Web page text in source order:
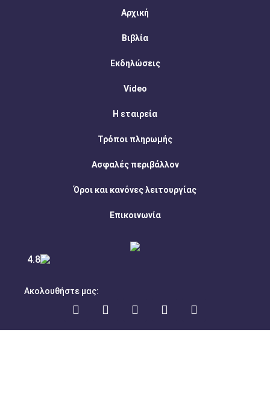
4.8
Αρχική
Βιβλία
Εκδηλώσεις
Video
Η εταιρεία
Τρόποι πληρωμής
Ασφαλές περιβάλλον
Όροι και κανόνες λειτουργίας
Επικοινωνία
Ακολουθήστε μας: